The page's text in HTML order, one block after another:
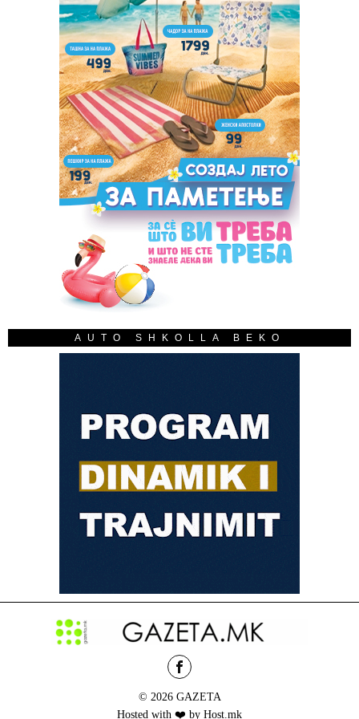
AUTO SHKOLLA BEKO
© 2026 GAZETA
Hosted with ❤️ by Host.mk